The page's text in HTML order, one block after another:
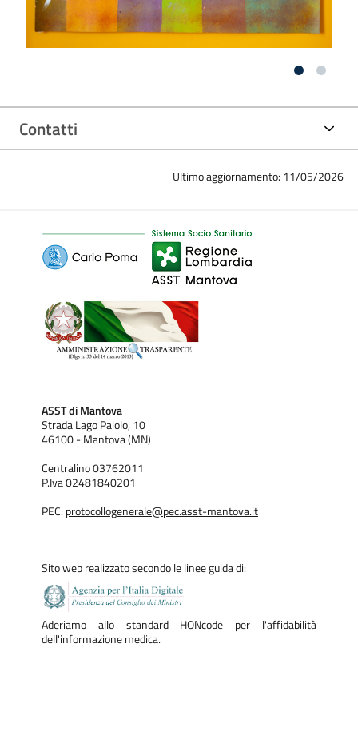
sociale derivante da malattia mentale (attività psichiatrico-
forense e criminologica).
Gestisce tutte le attività clinico-riabilitative, di stretta
Durante la primavera il servizio di Psicologia delle REMS
eventi informativi per i familiari dei
Psichiatrica (TERP) e infermieri. I temi trattati saranno la
misura di sicurezza, la salute mentale, il trattamento
integrato in REMS e il ruolo del familiare nel percorso del
paziente.
Contatti
Ultimo aggiornamento: 11/05/2026
ASST di Mantova
Strada Lago Paiolo, 10
46100 - Mantova (MN)
Centralino 03762011
P.Iva 02481840201
PEC: protocollogenerale@pec.asst-mantova.it
Sito web realizzato secondo le linee guida di:
Aderiamo allo standard HONcode per l'affidabilità
dell'informazione medica.